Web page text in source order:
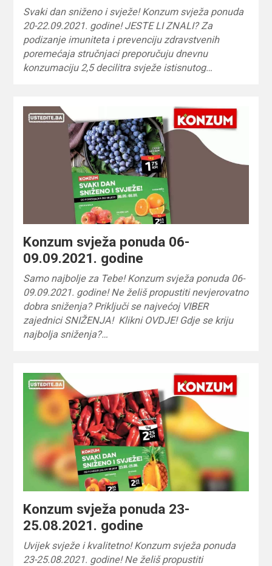
Svaki dan sniženo i svježe! Konzum svježa ponuda
20-22.09.2021. godine! JESTE LI ZNALI? Za
podizanje imuniteta i prevenciju zdravstvenih
poremećaja stručnjaci preporučuju dnevnu
konzumaciju 2,5 decilitra svježe istisnutog…
Konzum svježa ponuda 06-
09.09.2021. godine
Samo najbolje za Tebe! Konzum svježa ponuda 06-
09.09.2021. godine! Ne želiš propustiti nevjerovatno
dobra sniženja? Priključi se najvećoj VIBER
zajednici SNIŽENJA! Klikni OVDJE! Gdje se kriju
najbolja sniženja?…
Konzum svježa ponuda 23-
25.08.2021. godine
Uvijek svježe i kvalitetno! Konzum svježa ponuda
23-25.08.2021. godine! Ne želiš propustiti